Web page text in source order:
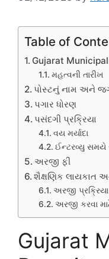
Table of
Gujarat
મહત્વની તારીખ
પોસ્ટનું નામ અને
પગાર ધોરણ
પસંદગી પ્રક્રિયા
વય મર્યાદા
ઈન્ટરવ્યુ સમયે
અરજી ફી
શૈક્ષણિક લાયકાત
અરજી પ્રક્રિયા
અરજી કરવા
Gujarat